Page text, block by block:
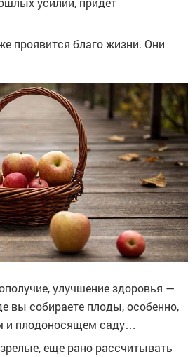
проявится благо жизни. Они
улучшение здоровья —
вы собираете плоды, особенно,
и плодоносящем саду…
еще рано рассчитывать